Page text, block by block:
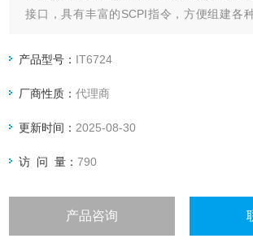
接口，具有丰富的SCPI指令，方便组建各
试、电解电容、电源模块电性能以及机电控
产品型号： IT6724
厂商性质：代理商
更新时间： 2025-08-30
访 问 量：790
产品咨询